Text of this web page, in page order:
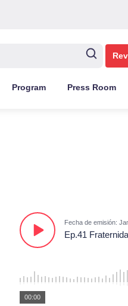
Program Press Room
Fecha de emisión:
00:00